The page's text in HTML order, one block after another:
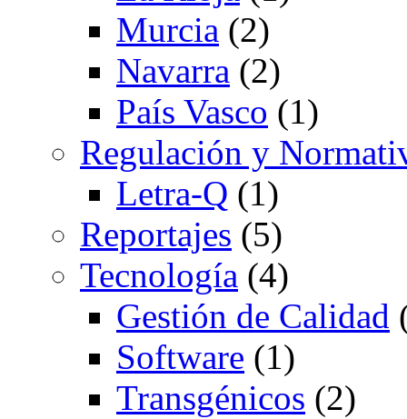
Murcia (2)
Navarra (2)
País Vasco (1)
Regulación y
Letra-Q (1)
Reportajes (5)
Tecnología (4)
Gestión de Calidad
Software (1)
Transgénicos (2)